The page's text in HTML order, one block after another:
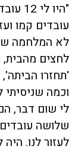
"היו
עובדים קמו
לא המלחמה
לחצים מהבית,
'תחזרו
וכמה
לי שום דבר,
שלושה
לעזור לנו.